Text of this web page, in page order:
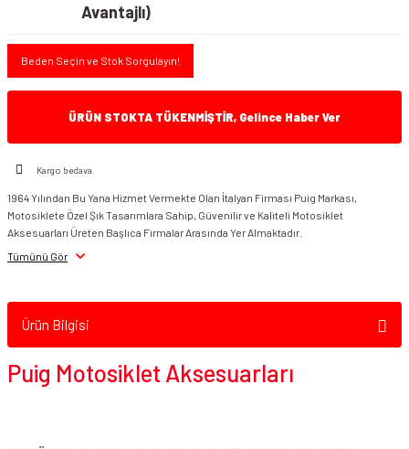
Avantajlı)
Beden Seçin ve Stok Sorgulayın!
ÜRÜN STOKTA TÜKENMİŞTİR, Gelince Haber Ver
Kargo bedava
1964 Yılından Bu Yana Hizmet Vermekte Olan İtalyan Firması Puig Markası,
Motosiklete Özel Şık Tasarımlara Sahip, Güvenilir ve Kaliteli Motosiklet
Aksesuarları Üreten Başlıca Firmalar Arasında Yer Almaktadır.
Tümünü Gör
Ürün Bilgisi
Puig Motosiklet Aksesuarları